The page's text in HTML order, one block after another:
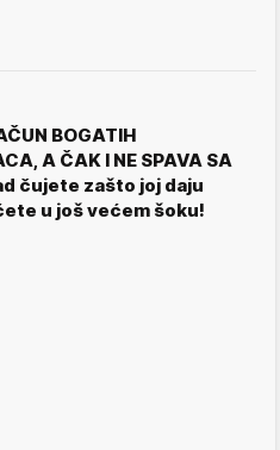
BOGATIH
A ČAK I NE SPAVA SA
čujete zašto joj daju
u još većem šoku!